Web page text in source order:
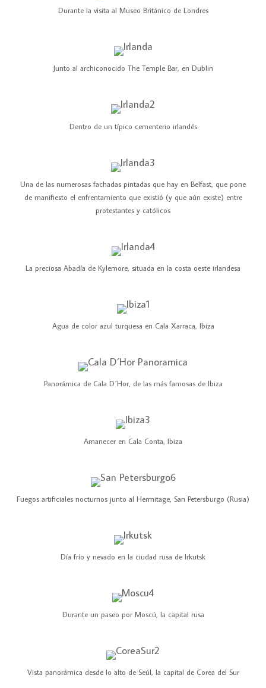
Durante la visita al Museo Británico de Londres
Junto al archiconocido The Temple Bar, en Dublin
Dentro de un típico cementerio irlandés
Una de las numerosas fachadas pintadas que hay en Belfast, que pone
de manifiesto el enfrentamiento que existió (y que aún existe) entre
protestantes y católicos
La preciosa Abadía de Kylemore, situada en la costa oeste irlandesa
Agua de color azul turquesa en Cala Xarraca, Ibiza
Panorámica de Cala D´Hor, de las más famosas de Ibiza
Amanecer en Cala Conta, Ibiza
Fuegos artificiales nocturnos junto al Hermitage, San Petersburgo (Rusia)
Día frío y nevado en la ciudad rusa de Irkutsk
Durante un paseo por Moscú, la capital rusa
Vista panorámica desde lo alto de Seúl, la capital de Corea del Sur